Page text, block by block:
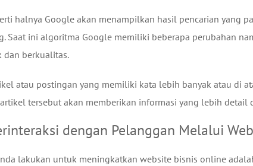
halnya Google akan menampilkan hasil pencarian yang
Saat ini algoritma Google memiliki beberapa perubahan
dan berkualitas.
atau postingan yang memiliki kata lebih banyak atau di
tersebut akan memberikan informasi yang lebih detail
dengan Pelanggan Melalui
lakukan untuk meningkatkan website bisnis online